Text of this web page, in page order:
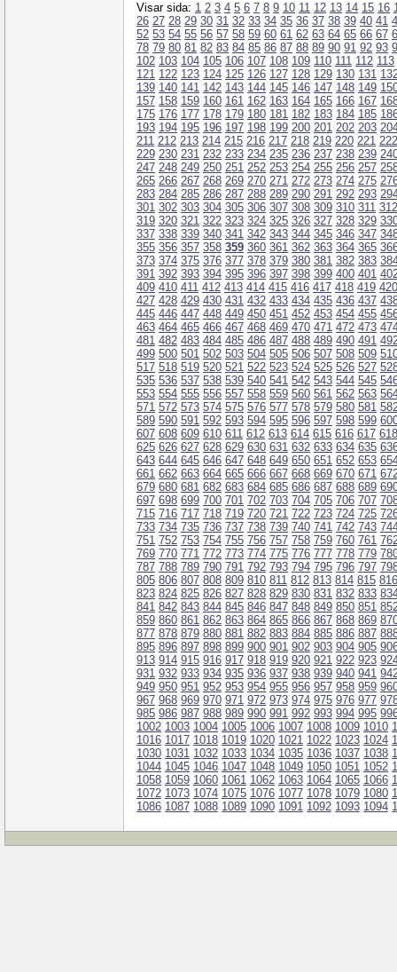
Visar sida: 1 2 3 4 5 6 7 8 9 10 11 12 13 14 15 16
26 27 28 29 30 31 32 33 34 35 36 37 38 39 40 41
52 53 54 55 56 57 58 59 60 61 62 63 64 65 66 67
78 79 80 81 82 83 84 85 86 87 88 89 90 91 92 93
102 103 104 105 106 107 108 109 110 111 112 113
121 122 123 124 125 126 127 128 129 130 131
139 140 141 142 143 144 145 146 147 148 149
157 158 159 160 161 162 163 164 165 166 167
175 176 177 178 179 180 181 182 183 184 185
193 194 195 196 197 198 199 200 201 202 203
211 212 213 214 215 216 217 218 219 220 221 222
229 230 231 232 233 234 235 236 237 238 239
247 248 249 250 251 252 253 254 255 256 257
265 266 267 268 269 270 271 272 273 274 275
283 284 285 286 287 288 289 290 291 292 293
301 302 303 304 305 306 307 308 309 310 311 312
319 320 321 322 323 324 325 326 327 328 329
337 338 339 340 341 342 343 344 345 346 347
355 356 357 358 359 360 361 362 363 364 365
373 374 375 376 377 378 379 380 381 382 383
391 392 393 394 395 396 397 398 399 400 401
409 410 411 412 413 414 415 416 417 418 419 420
427 428 429 430 431 432 433 434 435 436 437
445 446 447 448 449 450 451 452 453 454 455
463 464 465 466 467 468 469 470 471 472 473
481 482 483 484 485 486 487 488 489 490 491
499 500 501 502 503 504 505 506 507 508 509
517 518 519 520 521 522 523 524 525 526 527
535 536 537 538 539 540 541 542 543 544 545
553 554 555 556 557 558 559 560 561 562 563
571 572 573 574 575 576 577 578 579 580 581
589 590 591 592 593 594 595 596 597 598 599
607 608 609 610 611 612 613 614 615 616 617 618
625 626 627 628 629 630 631 632 633 634 635
643 644 645 646 647 648 649 650 651 652 653
661 662 663 664 665 666 667 668 669 670 671
679 680 681 682 683 684 685 686 687 688 689
697 698 699 700 701 702 703 704 705 706 707
715 716 717 718 719 720 721 722 723 724 725
733 734 735 736 737 738 739 740 741 742 743
751 752 753 754 755 756 757 758 759 760 761
769 770 771 772 773 774 775 776 777 778 779
787 788 789 790 791 792 793 794 795 796 797
805 806 807 808 809 810 811 812 813 814 815 816
823 824 825 826 827 828 829 830 831 832 833
841 842 843 844 845 846 847 848 849 850 851
859 860 861 862 863 864 865 866 867 868 869
877 878 879 880 881 882 883 884 885 886 887
895 896 897 898 899 900 901 902 903 904 905
913 914 915 916 917 918 919 920 921 922 923
931 932 933 934 935 936 937 938 939 940 941
949 950 951 952 953 954 955 956 957 958 959
967 968 969 970 971 972 973 974 975 976 977
985 986 987 988 989 990 991 992 993 994 995
1002 1003 1004 1005 1006 1007 1008 1009 1010
1016 1017 1018 1019 1020 1021 1022 1023 1024
1030 1031 1032 1033 1034 1035 1036 1037 1038
1044 1045 1046 1047 1048 1049 1050 1051 1052
1058 1059 1060 1061 1062 1063 1064 1065 1066
1072 1073 1074 1075 1076 1077 1078 1079 1080
1086 1087 1088 1089 1090 1091 1092 1093 1094